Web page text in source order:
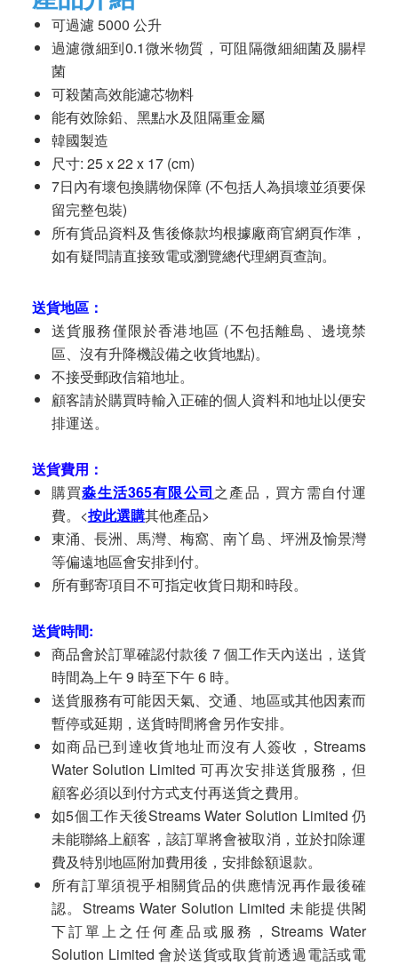
可過濾 5000 公升
過濾微細到0.1微米物質，可阻隔微細細菌及腸桿
菌
可殺菌高效能濾芯物料
能有效除鉛、黑點水及阻隔重金屬
韓國製造
尺寸: 25 x 22 x 17 (cm)
7日內有壞包換購物保障 (不包括人為損壞並須要保
留完整包裝)
所有貨品資料及售後條款均根據廠商官網頁作準，
如有疑問請直接致電或瀏覽總代理網頁查詢。
送貨地區：
送貨服務僅限於香港地區 (不包括離島、邊境禁
區、沒有升降機設備之收貨地點)。
不接受郵政信箱地址。
顧客請於購買時輸入正確的個人資料和地址以便安
排運送。
送貨費用：
購買淼生活365有限公司之產品，買方需自付運
費。<按此選購其他產品>
東涌、長洲、馬灣、梅窩、南丫島、坪洲及愉景灣
等偏遠地區會安排到付。
所有郵寄項目不可指定收貨日期和時段。
送貨時間:
商品會於訂單確認付款後 7 個工作天內送出，送貨
時間為上午 9 時至下午 6 時。
送貨服務有可能因天氣、交通、地區或其他因素而
暫停或延期，送貨時間將會另作安排。
如商品已到達收貨地址而沒有人簽收，Streams
Water Solution Limited 可再次安排送貨服務，但
顧客必須以到付方式支付再送貨之費用。
如5個工作天後Streams Water Solution Limited 仍
未能聯絡上顧客，該訂單將會被取消，並於扣除運
費及特別地區附加費用後，安排餘額退款。
所有訂單須視乎相關貨品的供應情況再作最後確
認。Streams Water Solution Limited 未能提供閣
下訂單上之任何產品或服務，Streams Water
Solution Limited 會於送貨或取貨前透過電話或電